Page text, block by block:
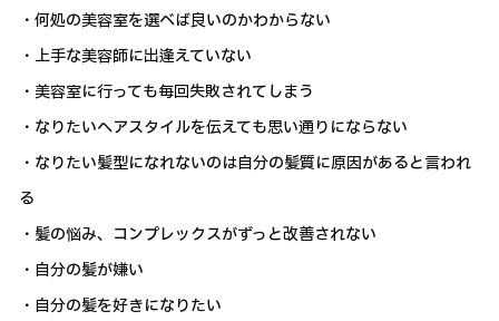
・何処の美容室を選べば良いのかわからない
・上手な美容師に出逢えていない
・美容室に行っても毎回失敗されてしまう
・なりたいヘアスタイルを伝えても思い通りにならない
・なりたい髪型になれないのは自分の髪質に原因があると言われ
る
・髪の悩み、コンプレックスがずっと改善されない
・自分の髪が嫌い
・自分の髪を好きになりたい